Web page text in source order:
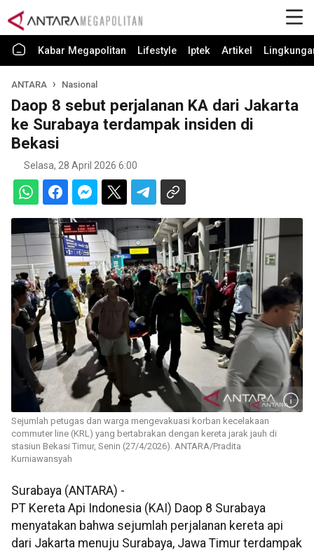
Kabar Megapolitan Lifestyle Iptek Artikel
ANTARA Nasional
Daop 8 sebut perjalanan KA dari Jakarta
ke Surabaya terdampak insiden di
Bekasi
Selasa, 28 April 2026 6:00
Sejumlah petugas dan warga mengevakuasi korban kecelakaan
commuter line (KRL) yang bertabrakan dengan kereta jarak jauh di
stasiun Bekasi Timur, Senin (27/4/2026). ANTARA/Pradita
Kurniawansyah
Surabaya (ANTARA) -
PT Kereta Api Indonesia (KAI) Daop 8 Surabaya
menyatakan bahwa sejumlah perjalanan kereta api
dari Jakarta menuju Surabaya, Jawa Timur terdampak